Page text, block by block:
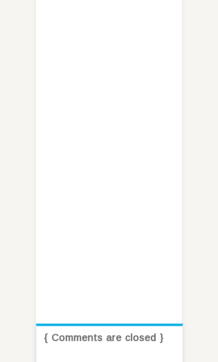
{ Comments are closed }